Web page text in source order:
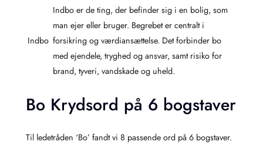
Indbo
Indbo er de ting, der befinder sig i en bolig, som
man ejer eller bruger. Begrebet er centralt i
forsikring og værdiansættelse. Det forbinder bo
med ejendele, tryghed og ansvar, samt risiko for
brand, tyveri, vandskade og uheld.
Bo Krydsord på 6 bogstaver
Til ledetråden ‘Bo’ fandt vi 8 passende ord på 6 bogstaver.